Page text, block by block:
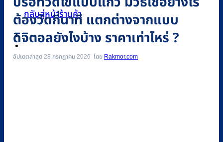
กลับสู่หน้าร้านค้า
0
ต้องวัดกี่นาที แตกต่างจากแบบ
ดิจิตอลยังไงบ้าง ราคาเท่าไหร่ ?
อัปเดตล่าสุด 28 กรกฎาคม 2026 Rakmor.com